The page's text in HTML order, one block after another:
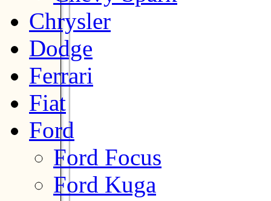
Chrysler
Dodge
Ferrari
Fiat
Ford
Ford Focus
Ford Kuga